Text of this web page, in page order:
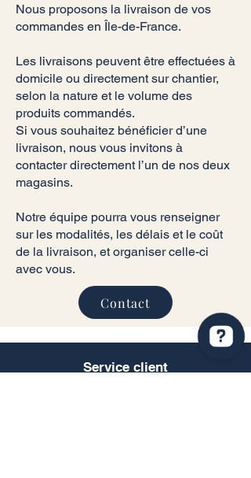
Nous proposons la livraison de vos
commandes en Île-de-France.
Les livraisons peuvent être effectuées à
domicile ou directement sur chantier,
selon la nature et le volume des
produits commandés.
Si vous souhaitez bénéficier d’une
livraison, nous vous invitons à
contacter directement l’un de nos deux
magasins.
Notre équipe pourra vous renseigner
sur les modalités, les délais et le coût
de la livraison, et organiser celle-ci
avec vous.
Contact
Service client